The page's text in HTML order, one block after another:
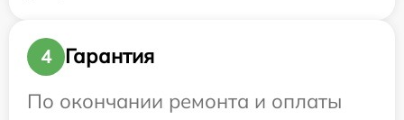
4
Гарантия
По окончании ремонта и оплаты